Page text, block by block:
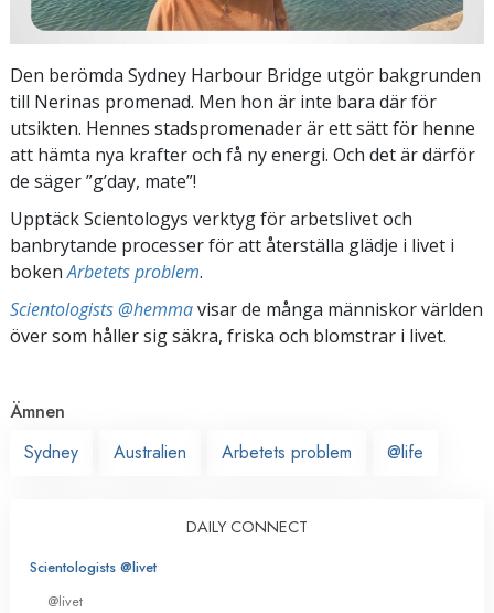
Den berömda Sydney Harbour Bridge utgör bakgrunden
till Nerinas promenad. Men hon är inte bara där för
utsikten. Hennes stadspromenader är ett sätt för henne
att hämta nya krafter och få ny energi. Och det är därför
de säger ”g’day, mate”!
Upptäck Scientologys verktyg för arbetslivet och
banbrytande processer för att återställa glädje i livet i
bokenArbetets problem.
Scientologists @hemmavisar de många människor världen
över som håller sig säkra, friska och blomstrar i livet.
Ämnen
Sydney
Australien Arbetets problem @life
DAILY CONNECT
Scientologists @livet
@livet